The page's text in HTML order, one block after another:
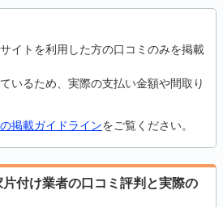
イトを利用した方の口コミのみを掲載
いるため、実際の支払い金額や間取り
掲載ガイドラインをご覧ください。
付け業者の口コミ評判と実際の